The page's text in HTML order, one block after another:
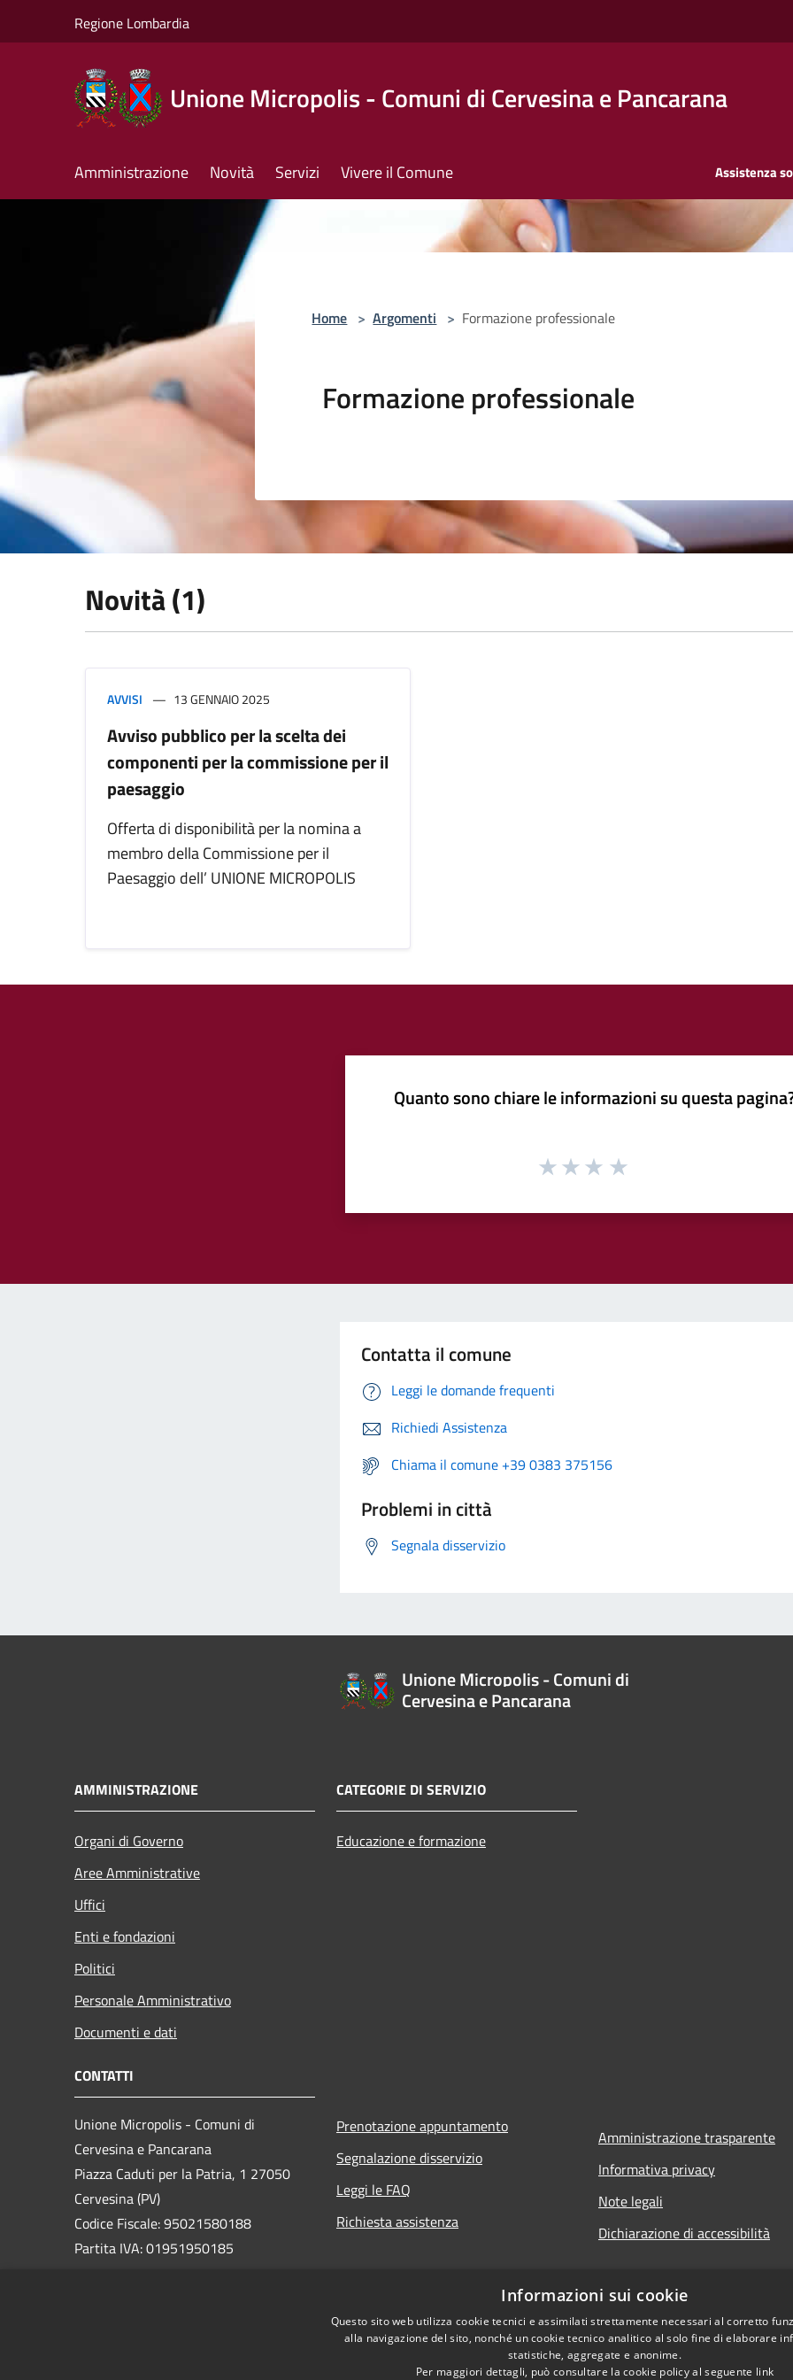
Regione Lombardia
Unione Micropolis - Comuni di Cervesina e Pancarana
Amministrazione Novità Servizi Vivere il Comune Assistenza
Home > Argomenti > Formazione professionale
Formazione professionale
Novità (1)
AVVISI 13 GENNAIO 2025
Avviso pubblico per la scelta dei
componenti per la commissione per il
paesaggio
Offerta di disponibilità per la nomina a
membro della Commissione per il
Paesaggio dell’ UNIONE MICROPOLIS
Quanto sono chiare le informazioni su questa
Contatta il comune
Leggi le domande frequenti
Richiedi Assistenza
Chiama il comune +39 0383 375156
Problemi in città
Segnala disservizio
Unione Micropolis - Comuni di
Cervesina e Pancarana
AMMINISTRAZIONE
Organi di Governo
Aree Amministrative
Uffici
Enti e fondazioni
Politici
Personale Amministrativo
Documenti e dati
CATEGORIE DI SERVIZIO
Educazione e formazione
CONTATTI
Unione Micropolis - Comuni di
Cervesina e Pancarana
Piazza Caduti per la Patria, 1 27050
Cervesina (PV)
Codice Fiscale: 95021580188
Partita IVA: 01951950185
Prenotazione appuntamento
Segnalazione disservizio
Leggi le FAQ
Richiesta assistenza
Amministrazione trasparente
Informativa privacy
Note legali
Dichiarazione di accessibilità
Informazioni sui cookie
Questo sito web utilizza cookie tecnici e assimilati strettamente necessari al corretto
alla navigazione del sito, nonché un cookie tecnico analitico al solo fine di elaborare
statistiche, aggregate e anonime.
Per maggiori dettagli, può consultare la cookie policy al seguente link